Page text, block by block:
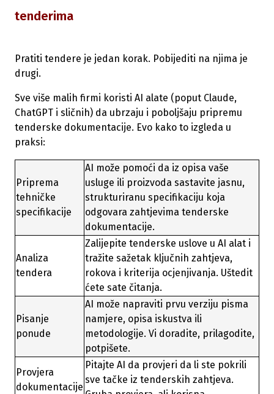
tenderima
Pratiti tendere je jedan korak. Pobijediti na njima je
drugi.
Sve više malih firmi koristi AI alate (poput Claude,
ChatGPT i sličnih) da ubrzaju i poboljšaju pripremu
tenderske dokumentacije. Evo kako to izgleda u
praksi:
Priprema
tehničke
specifikacije
AI može pomoći da iz opisa vaše
usluge ili proizvoda sastavite jasnu,
strukturiranu specifikaciju koja
odgovara zahtjevima tenderske
dokumentacije.
Analiza
tendera
Zalijepite tenderske uslove u AI alat i
tražite sažetak ključnih zahtjeva,
rokova i kriterija ocjenjivanja. Uštedit
ćete sate čitanja.
Pisanje
ponude
AI može napraviti prvu verziju pisma
namjere, opisa iskustva ili
metodologije. Vi doradite, prilagodite,
potpišete.
Provjera
dokumentacije
Pitajte AI da provjeri da li ste pokrili
sve tačke iz tenderskih zahtjeva.